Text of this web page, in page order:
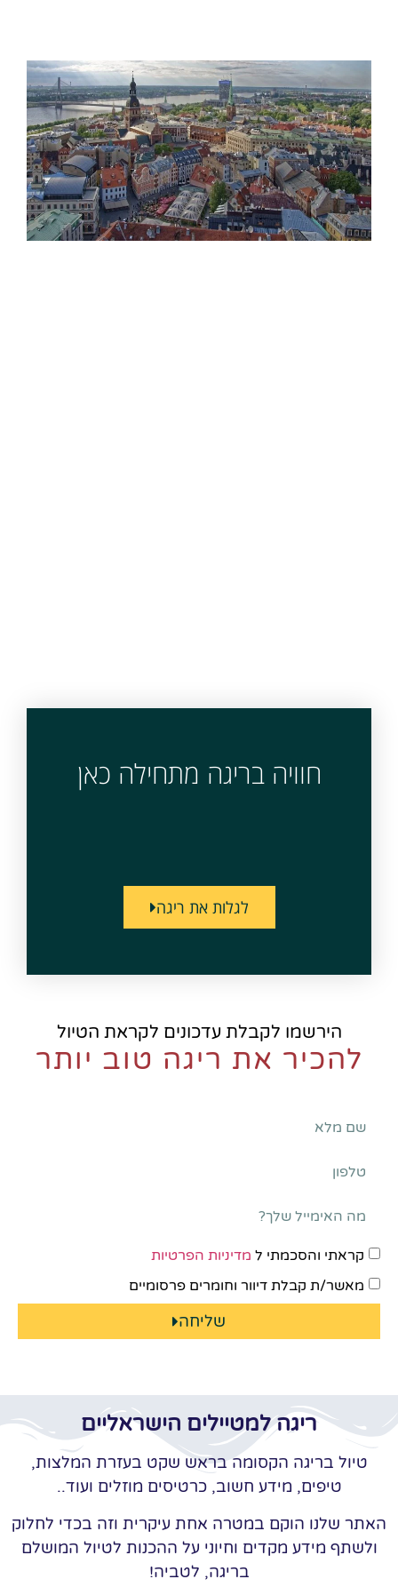
חוויה בריגה מתחילה כאן
לגלות את ריגה
הירשמו לקבלת עדכונים לקראת הטיול
להכיר את ריגה טוב יותר
קראתי והסכמתי ל מדיניות הפרטיות
מאשר/ת קבלת דיוור וחומרים פרסומיים
שליחה
ריגה למטיילים הישראליים
טיול בריגה הקסומה בראש שקט בעזרת המלצות,
טיפים, מידע חשוב, כרטיסים מוזלים ועוד..
האתר שלנו הוקם במטרה אחת עיקרית וזה בכדי לחלוק
ולשתף מידע מקדים וחיוני על ההכנות לטיול המושלם
בריגה, לטביה!